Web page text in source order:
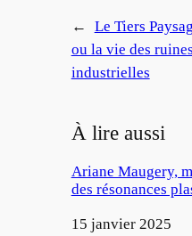
←
Le Tiers
ou la vie des ruines
industrielles
À lire aussi
Ariane Maugery,
des résonances
Date
15 janvier 2025